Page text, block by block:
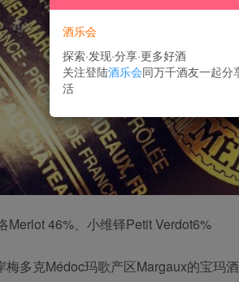
46%、小维铎Petit Verdot6%
梅多克Médoc玛歌产区Margaux的宝
酒乐会
探索·发现·分享·更多好酒
关注登陆酒乐会同万千酒友一起分
活